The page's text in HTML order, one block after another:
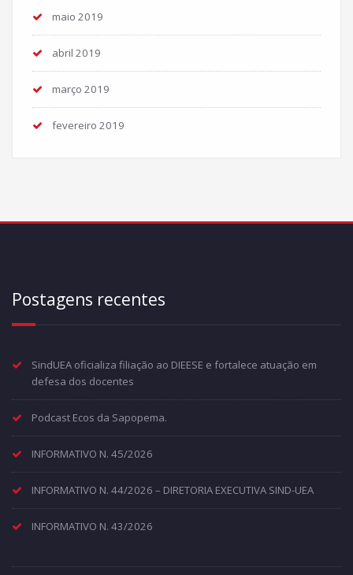
maio 2019
abril 2019
março 2019
fevereiro 2019
Postagens recentes
SindUEA oficializa filiação ao DIEESE e fortalece atuação em
defesa dos docentes
Podcast Ecos da Sapopema.
INFORMATIVO N. 45/2026
INFORMATIVO N. 44/2026 – DIRETORIA EXECUTIVA SIND-UEA
INFORMATIVO N. 43/2026